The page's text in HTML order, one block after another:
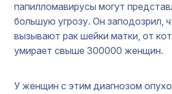
папилломавирусы могут
большую угрозу. Он заподозрил,
вызывают рак шейки матки, от
умирает свыше 300000 женщин.
У женщин с этим диагнозом